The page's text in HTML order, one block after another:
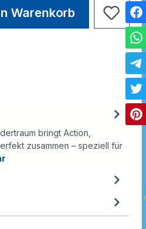
Warenkorb
bringt Action,
zusammen – speziell für